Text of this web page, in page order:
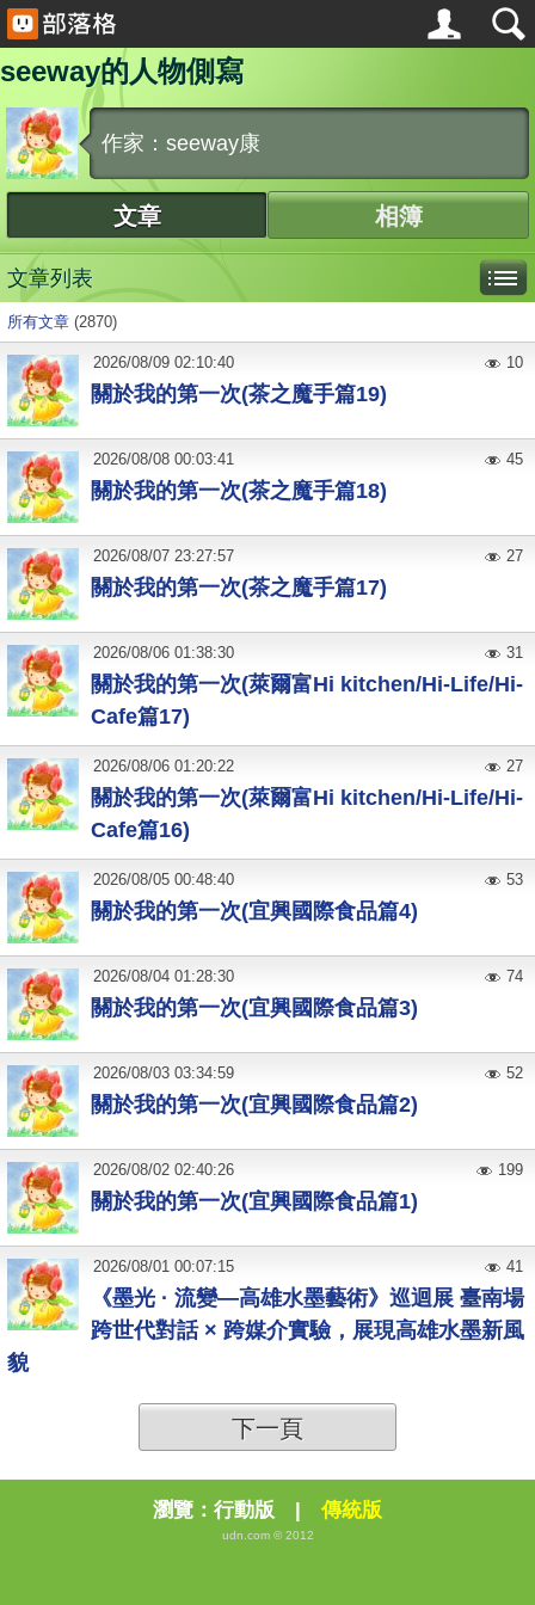
seeway的人物側寫
作家：seeway康
文章 相簿
文章列表
所有文章 (2870)
關於我的第一次(茶之魔手篇19)
2026/08/09 02:10:40 10
關於我的第一次(茶之魔手篇18)
2026/08/08 00:03:41 45
關於我的第一次(茶之魔手篇17)
2026/08/07 23:27:57 27
關於我的第一次(萊爾富Hi kitchen/Hi-Life/Hi-
Cafe篇17)
2026/08/06 01:38:30 31
關於我的第一次(萊爾富Hi kitchen/Hi-Life/Hi-
Cafe篇16)
2026/08/06 01:20:22 27
關於我的第一次(宜興國際食品篇4)
2026/08/05 00:48:40 53
關於我的第一次(宜興國際食品篇3)
2026/08/04 01:28:30 74
關於我的第一次(宜興國際食品篇2)
2026/08/03 03:34:59 52
關於我的第一次(宜興國際食品篇1)
2026/08/02 02:40:26 199
《墨光 · 流變—高雄水墨藝術》巡迴展 臺南場
跨世代對話 × 跨媒介實驗，展現高雄水墨新風
貌
2026/08/01 00:07:15 41
下一頁
瀏覽： 行動版 | 傳統版
udn.com © 2012